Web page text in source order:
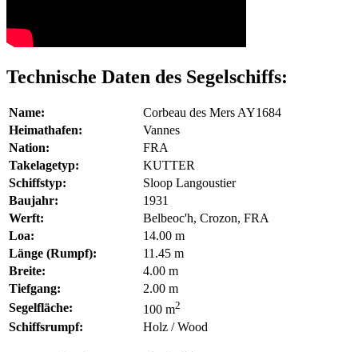
Technische Daten des Segelschiffs:
Name:
Corbeau des Mers AY1684
Heimathafen:
Vannes
Nation:
FRA
Takelagetyp:
KUTTER
Schiffstyp:
Sloop Langoustier
Baujahr:
1931
Werft:
Belbeoc'h, Crozon, FRA
Loa:
14.00 m
Länge (Rumpf):
11.45 m
Breite:
4.00 m
Tiefgang:
2.00 m
Segelfläche:
100 m2
Schiffsrumpf: Holz / Wood